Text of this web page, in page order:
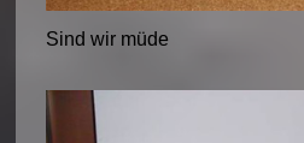
Sind wir müde